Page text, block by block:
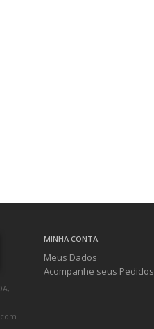
MINHA CONTA
Meus Dados
Acompanhe seus Pedidos